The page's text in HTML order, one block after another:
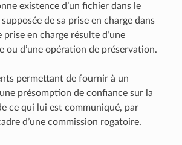
existence d’un fichier dans le
de sa prise en charge dans
en charge résulte d’une
ou d’une opération de préservation.
permettant de fournir à un
présomption de confiance sur la
ce qui lui est communiqué, par
d’une commission rogatoire.